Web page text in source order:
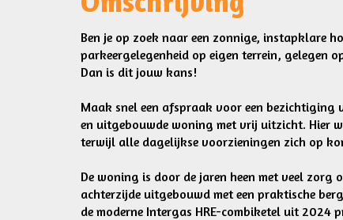
Ben je op zoek naar een zonnige, instapklare
parkeergelegenheid op eigen terrein, gelegen
Dan is dit jouw kans!
Maak snel een afspraak voor een bezichtiging
en uitgebouwde woning met vrij uitzicht. Hier
terwijl alle dagelijkse voorzieningen zich op
De woning is door de jaren heen met veel zorg
achterzijde uitgebouwd met een praktische
de moderne Intergas HRE-combiketel uit 2024